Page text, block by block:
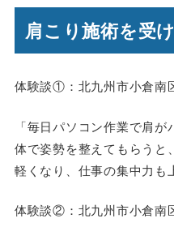
肩こり施術を受
体験談①：北九州市小倉南
「毎日パソコン作業で肩
体で姿勢を整えてもらうと
軽くなり、仕事の集中力も
体験談②：北九州市小倉南